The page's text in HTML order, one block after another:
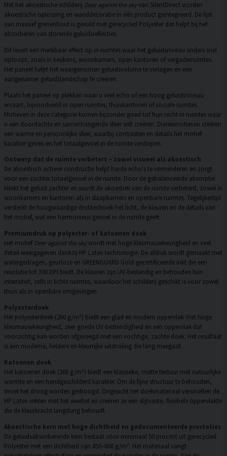
Met het akoestische schilderij Deer against the skyvan SilentDirect worden
akoestische oplossing en wanddecoratie in één product geïntegreerd. De lijst
van massief grenenhout is gevuld met gerecycled Polyester dat helpt bij het
absorberen van storende geluidsreflecties.
Dit levert een merkbaar effect op in ruimtes waar het geluidsniveau anders snel
oploopt, zoals in keukens, woonkamers, open kantoren of vergaderruimtes.
Het paneel helpt het waargenomen geluidsvolume te verlagen en een
aangenamer geluidslandschap te creëren.
Plaats het paneel op plekken waar u veel echo of een hoog geluidsniveau
ervaart, bijvoorbeeld in open ruimtes, thuiskantoren of sociale ruimtes.
Motieven in deze categorie komen bijzonder goed tot hun recht in ruimtes waar
u een doordachte en samenhangende sfeer wilt creëren. Dierenmotieven creëren
een warme en persoonlijke sfeer, waarbij contrasten en details het motief
karakter geven en het totaalgevoel in de ruimte verdiepen.
Ontwerp dat de ruimte verbetert – zowel visueel als akoestisch
De akoestisch actieve constructie helpt harde echo's te verminderen en zorgt
voor een zachter totaalgevoel in de ruimte. Door de gebalanceerde absorptie
klinkt het geluid zachter en wordt de akoestiek van de ruimte verbeterd, zowel in
woonkamers en kantoren als in slaapkamers en openbare ruimtes. Tegelijkertijd
versterkt de hoogwaardige druktechniek het licht, de kleuren en de details van
het motief, wat een harmonieus gevoel in de ruimte geeft.
Premiumdruk op polyester- of katoenen doek
Het motief Deer against the skywordt met hoge kleurnauwkeurigheid en veel
detail weergegeven dankzij HP Latex-technologie. De afdruk wordt gemaakt met
watergedragen, geurloze en GREENGUARD Gold-gecertificeerde inkt die een
resolutie tot 300 DPI biedt. De kleuren zijn UV-bestendig en behouden hun
intensiteit, zelfs in lichte ruimtes, waardoor het schilderij geschikt is voor zowel
thuis als in openbare omgevingen.
Polyesterdoek
Het polyesterdoek (260 g/m²) biedt een glad en modern oppervlak met hoge
kleurnauwkeurigheid, zeer goede UV-bestendigheid en een oppervlak dat
voorzichtig kan worden afgeveegd met een vochtige, zachte doek. Het resultaat
is een moderne, heldere en kleurrijke uitstraling die lang meegaat.
Katoenen doek
Het katoenen doek (260 g/m²) biedt een klassieke, matte textuur met natuurlijke
warmte en een handgeschilderd karakter. Om de fijne structuur te behouden,
moet het droog worden gedroogd. Ongeacht het doekmateriaal versmelten de
HP Latex-inkten met het weefsel en creëren ze een slijtvaste, flexibele oppervlakte
die de kleurkracht langdurig behoudt.
Akoestische kern met hoge dichtheid en gedocumenteerde prestaties
De geluidsabsorberende kern bestaat voor minimaal 50 procent uit gerecycled
Polyester met een dichtheid van 450–600 g/m². Het materiaal vangt